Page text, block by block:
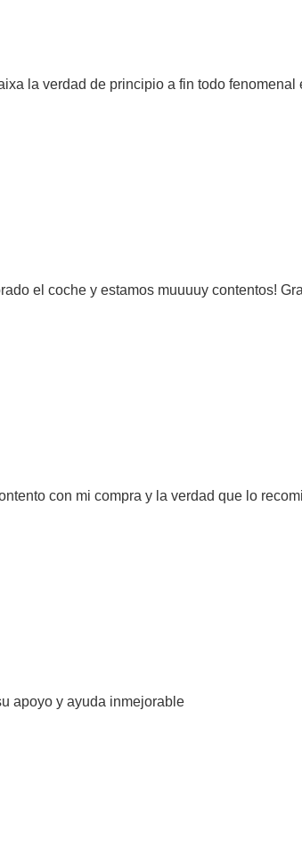
la verdad de principio a fin todo
el coche y estamos muuuuy contentos!
con mi compra y la verdad que lo
apoyo y ayuda inmejorable